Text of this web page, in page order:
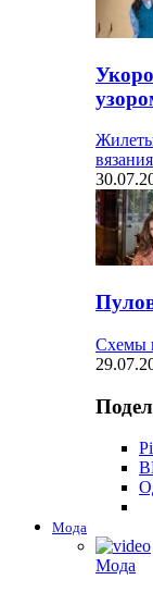
вязания
Схемы
Мода
Мода